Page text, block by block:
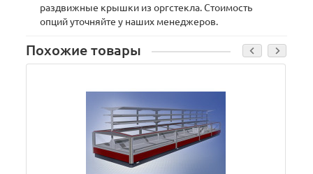
раздвижные крышки из оргстекла. Стоимость
опций уточняйте у наших менеджеров.
Похожие товары